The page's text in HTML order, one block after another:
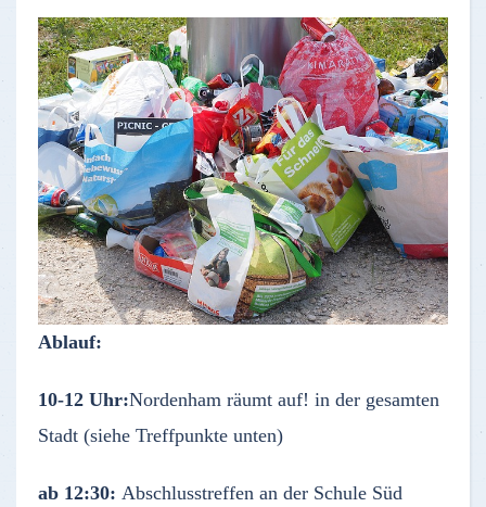
Ablauf:
10-12 Uhr:Nordenham räumt auf! in der gesamten
Stadt (siehe Treffpunkte unten)
ab 12:30: Abschlusstreffen an der Schule Süd